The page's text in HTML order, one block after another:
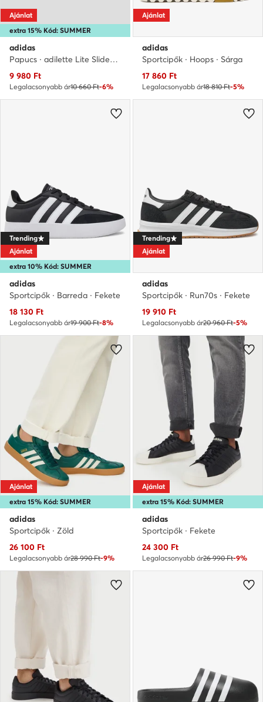
extra 15% Kód: SUMMER
Ajánlat
adidas
Papucs · adilette Lite Slides FU8299 · Sötétkék
Aktuális ár
9 980 Ft
Legalacsonyabb ár10 660 Ft-6%
Ajánlat
adidas
Sportcipők · Hoops · Sárga
Aktuális ár
17 860 Ft
Legalacsonyabb ár18 810 Ft-5%
extra 10% Kód: SUMMER
Trending
Ajánlat
adidas
Sportcipők · Barreda · Fekete
Aktuális ár
18 130 Ft
Legalacsonyabb ár19 900 Ft-8%
Trending
Ajánlat
adidas
Sportcipők · Run70s · Fekete
Aktuális ár
19 910 Ft
Legalacsonyabb ár20 960 Ft-5%
extra 15% Kód: SUMMER
Ajánlat
adidas
Sportcipők · Zöld
Aktuális ár
26 100 Ft
Legalacsonyabb ár28 990 Ft-9%
extra 15% Kód: SUMMER
Ajánlat
adidas
Sportcipők · Fekete
Aktuális ár
24 300 Ft
Legalacsonyabb ár26 990 Ft-9%